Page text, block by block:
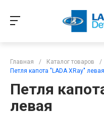
Главная / Каталог товаров /
Петля капота "LADA XRay" левая
Петля
левая